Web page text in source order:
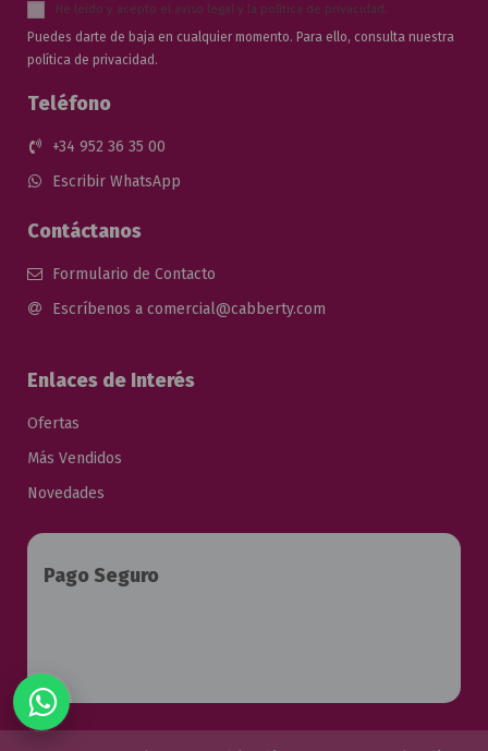
He leído y acepto el aviso legal y la política de privacidad.
Puedes darte de baja en cualquier momento. Para ello, consulta nuestra
política de privacidad.
Teléfono
+34 952 36 35 00
Escribir WhatsApp
Contáctanos
Formulario de Contacto
Escríbenos a comercial@cabberty.com
Enlaces de Interés
Ofertas
Más Vendidos
Novedades
Pago Seguro